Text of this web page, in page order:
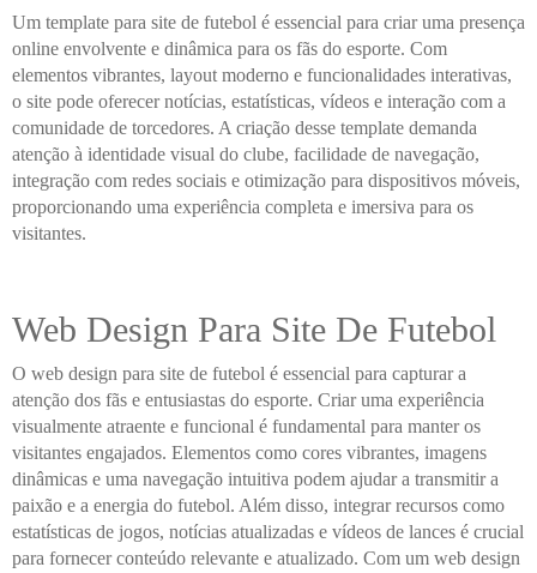
Um template para site de futebol é essencial para criar uma presença
online envolvente e dinâmica para os fãs do esporte. Com
elementos vibrantes, layout moderno e funcionalidades interativas,
o site pode oferecer notícias, estatísticas, vídeos e interação com a
comunidade de torcedores. A criação desse template demanda
atenção à identidade visual do clube, facilidade de navegação,
integração com redes sociais e otimização para dispositivos móveis,
proporcionando uma experiência completa e imersiva para os
visitantes.
Web Design Para Site De Futebol
O web design para site de futebol é essencial para capturar a
atenção dos fãs e entusiastas do esporte. Criar uma experiência
visualmente atraente e funcional é fundamental para manter os
visitantes engajados. Elementos como cores vibrantes, imagens
dinâmicas e uma navegação intuitiva podem ajudar a transmitir a
paixão e a energia do futebol. Além disso, integrar recursos como
estatísticas de jogos, notícias atualizadas e vídeos de lances é crucial
para fornecer conteúdo relevante e atualizado. Com um web design